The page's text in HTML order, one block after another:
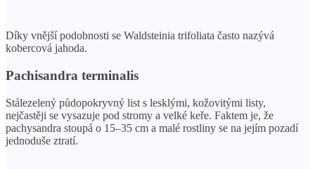
Díky vnější podobnosti se Waldsteinia trifoliata často nazývá
kobercová jahoda.
Pachisandra terminalis
Stálezelený půdopokryvný list s lesklými, kožovitými listy,
nejčastěji se vysazuje pod stromy a velké keře. Faktem je, že
pachysandra stoupá o 15–35 cm a malé rostliny se na jejím pozadí
jednoduše ztratí.